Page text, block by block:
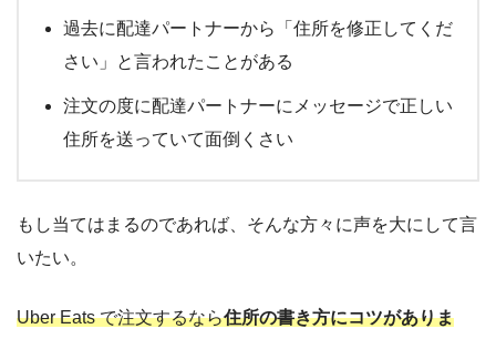
過去に配達パートナーから「住所を修正してくだ
さい」と言われたことがある
注文の度に配達パートナーにメッセージで正しい
住所を送っていて面倒くさい
もし当てはまるのであれば、そんな方々に声を大にして言
いたい。
Uber Eats で注文するなら住所の書き方にコツがありま